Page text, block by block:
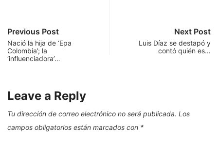
Previous Post
Nació la hija de ‘Epa
Colombia’; la
‘influenciadora’…
Next Post
Luis Díaz se destapó y
contó quién es…
Leave a Reply
Tu dirección de correo electrónico no será publicada. Los
campos obligatorios están marcados con *